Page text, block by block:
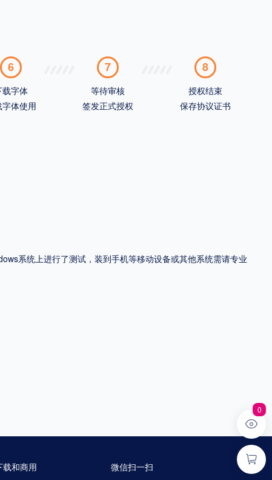
6
载字体
体使用
7
等待审核
签发正式授权
8
授权结束
保存协议证书
系统上进行了测试，装到手机等移动设备或其他系统需请专业
载和商用 微信扫一扫
0